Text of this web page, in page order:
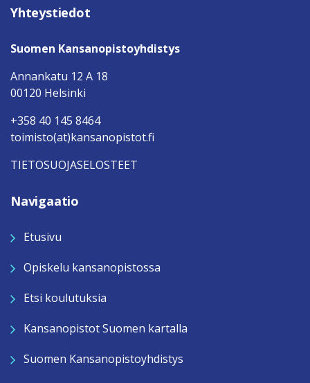
Yhteystiedot
Suomen Kansanopistoyhdistys
Annankatu 12 A 18
00120 Helsinki
+358 40 145 8464
toimisto(at)kansanopistot.fi
TIETOSUOJASELOSTEET
Navigaatio
Etusivu
Opiskelu kansanopistossa
Etsi koulutuksia
Kansanopistot Suomen kartalla
Suomen Kansanopistoyhdistys